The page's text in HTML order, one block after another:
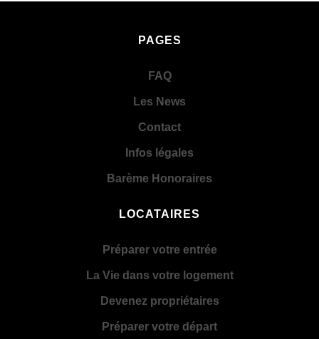
PAGES
FAQ
Les News
Contact
Infos légales
Barème Honoraires
LOCATAIRES
Préparer votre entrée
La Vie dans votre logement
Devenez propriétaires
Préparer votre départ